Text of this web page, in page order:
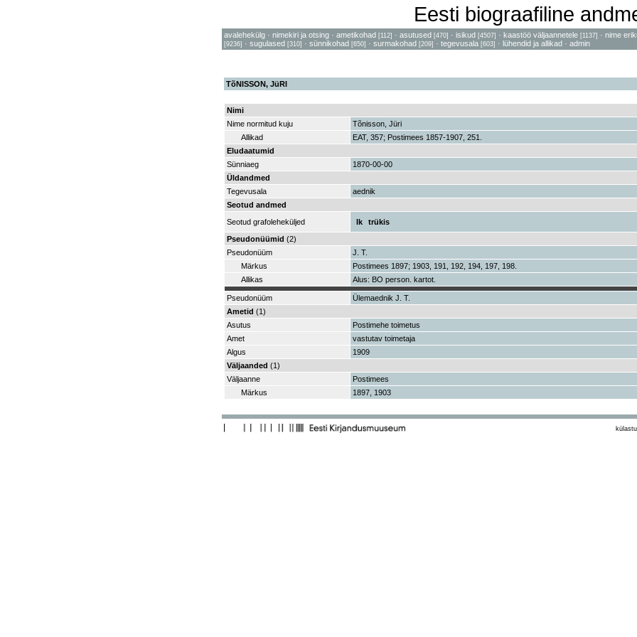
Eesti biograafiline
avalehekülg · nimekiri ja otsing · ametikohad [112] · asutused [470] · isikud [4507] · kaastöö väljaannetele [1137] · nime
[9236] · sugulased [310] · sünnikohad [650] · surmakohad [209] · tegevusala [603] · lühendid ja allikad · admin
TõNISSON, JüRI
Nimi
Nime normitud kuju
Tõnisson, Jüri
Allikad
EAT, 357; Postimees 1857-1907, 251.
Eludaatumid
Sünniaeg
1870-00-00
Üldandmed
Tegevusala
aednik
Seotud andmed
Seotud grafoleheküljed
lk
trükis
Pseudonüümid (2)
Pseudonüüm
J. T.
Märkus
Postimees 1897; 1903, 191, 192, 194, 197, 198.
Allikas
Alus: BO person. kartot.
Pseudonüüm
Ülemaednik J. T.
Ametid (1)
Asutus
Postimehe toimetus
Amet
vastutav toimetaja
Algus
1909
Väljaanded (1)
Väljaanne
Postimees
Märkus
1897, 1903